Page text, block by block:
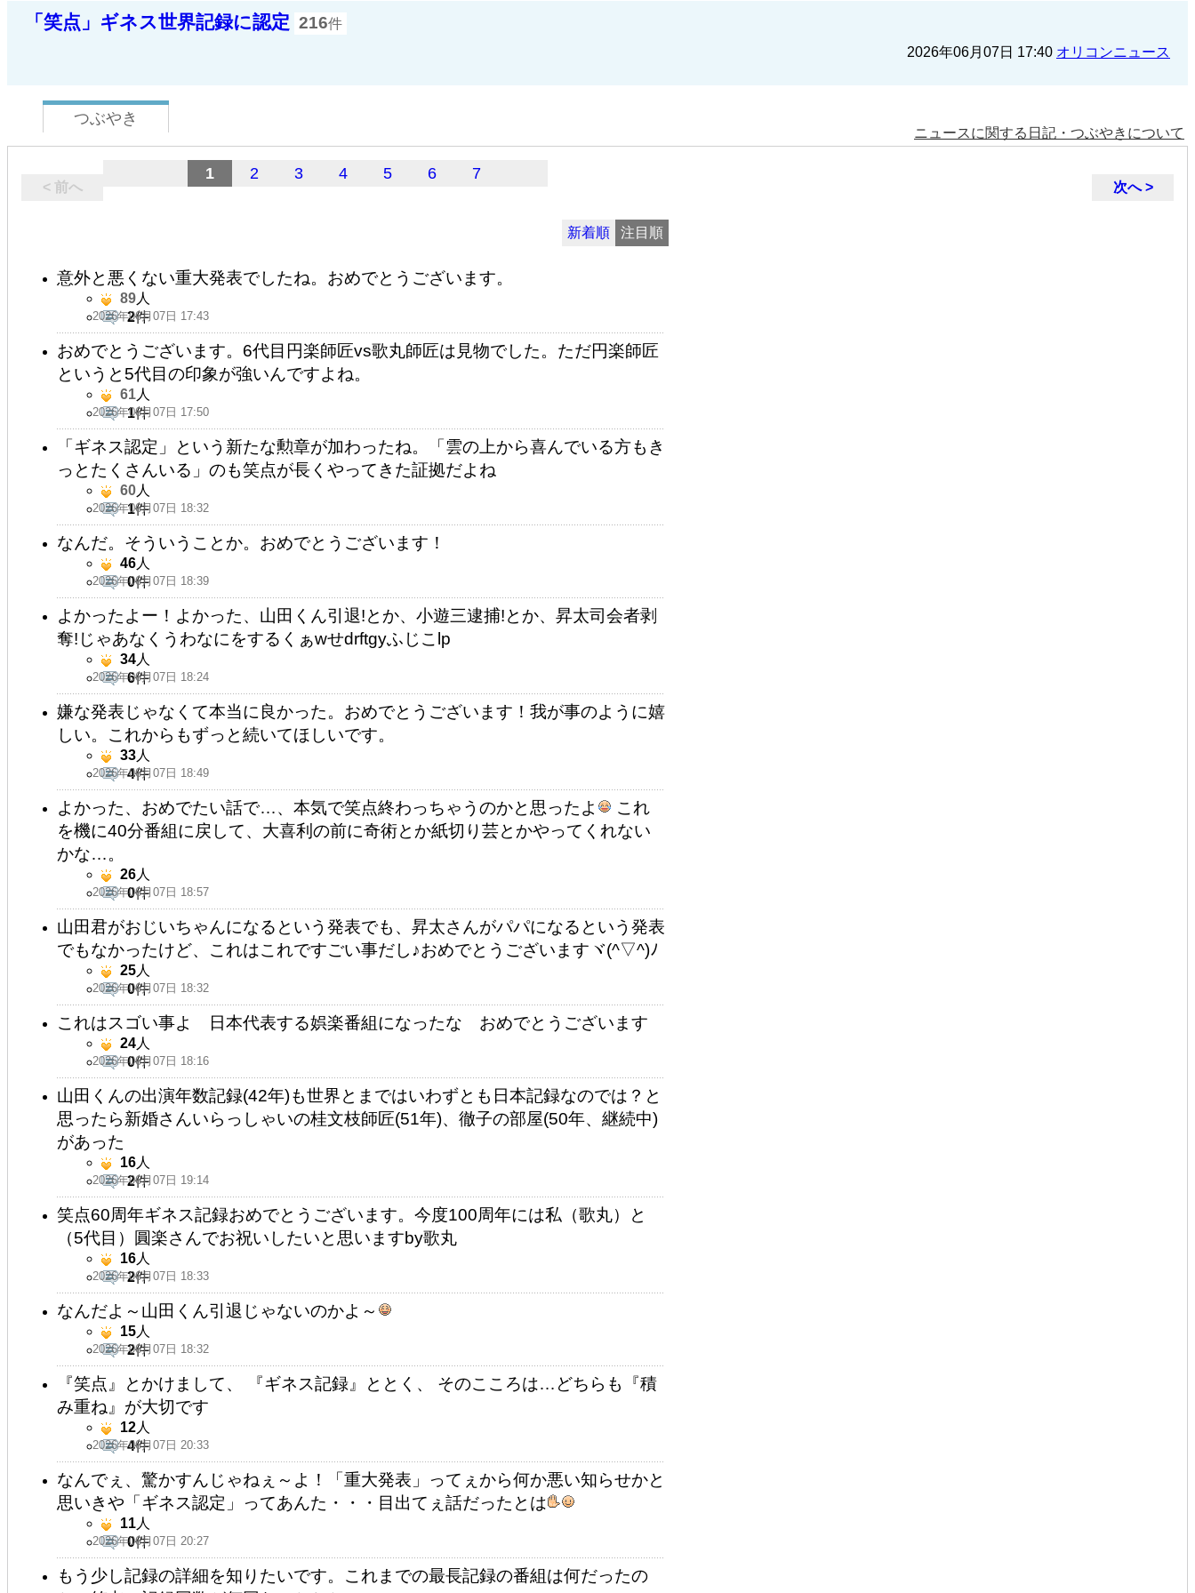
「笑点」ギネス世界記録に認定 216件
2026年06月07日 17:40 オリコンニュース
つぶやき
ニュースに関する日記・つぶやきについて
< 前へ
1 2 3 4 5 6 7
次へ >
新着順 注目順
意外と悪くない重大発表でしたね。おめでとうございます。
2026年06月07日 17:43
89人
2件
おめでとうございます。6代目円楽師匠vs歌丸師匠は見物でした。ただ円楽師匠
というと5代目の印象が強いんですよね。
2026年06月07日 17:50
61人
1件
「ギネス認定」という新たな勲章が加わったね。「雲の上から喜んでいる方もき
っとたくさんいる」のも笑点が長くやってきた証拠だよね
2026年06月07日 18:32
60人
1件
なんだ。そういうことか。おめでとうございます！
2026年06月07日 18:39
46人
0件
よかったよー！よかった、山田くん引退!とか、小遊三逮捕!とか、昇太司会者剥
奪!じゃあなくうわなにをするくぁwせdrftgyふじこlp
2026年06月07日 18:24
34人
6件
嫌な発表じゃなくて本当に良かった。おめでとうございます！我が事のように嬉
しい。これからもずっと続いてほしいです。
2026年06月07日 18:49
33人
4件
よかった、おめでたい話で…、本気で笑点終わっちゃうのかと思ったよ
これ
を機に40分番組に戻して、大喜利の前に奇術とか紙切り芸とかやってくれない
かな…。
2026年06月07日 18:57
26人
0件
山田君がおじいちゃんになるという発表でも、昇太さんがパパになるという発表
でもなかったけど、これはこれですごい事だし♪おめでとうございますヾ(^▽^)ﾉ
2026年06月07日 18:32
25人
0件
これはスゴい事よ 日本代表する娯楽番組になったな おめでとうございます
2026年06月07日 18:16
24人
0件
山田くんの出演年数記録(42年)も世界とまではいわずとも日本記録なのでは？と
思ったら新婚さんいらっしゃいの桂文枝師匠(51年)、徹子の部屋(50年、継続中)
があった
2026年06月07日 19:14
16人
2件
笑点60周年ギネス記録おめでとうございます。今度100周年には私（歌丸）と
（5代目）圓楽さんでお祝いしたいと思いますby歌丸
2026年06月07日 18:33
16人
2件
なんだよ～山田くん引退じゃないのかよ～
2026年06月07日 18:32
15人
2件
『笑点』とかけまして、 『ギネス記録』ととく、 そのこころは…どちらも『積
み重ね』が大切です
2026年06月07日 20:33
12人
4件
なんでぇ、驚かすんじゃねぇ～よ！「重大発表」ってぇから何か悪い知らせかと
思いきや「ギネス認定」ってあんた・・・目出てぇ話だったとは
2026年06月07日 20:27
11人
0件
もう少し記録の詳細を知りたいです。これまでの最長記録の番組は何だったの